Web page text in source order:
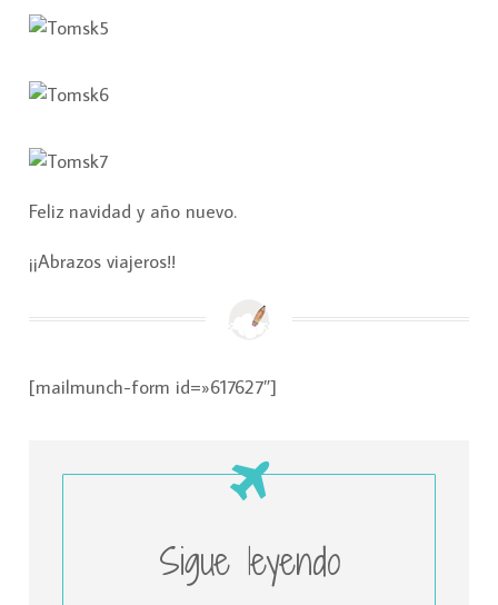
Feliz navidad y año nuevo.
¡¡Abrazos viajeros!!
[mailmunch-form id=»617627″]
Sigue leyendo